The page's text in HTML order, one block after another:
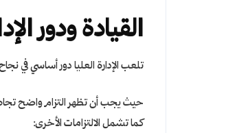
القيادة ودور
تلعب الإدارة العليا دور أساسي في نجاح تطبيق أيزو 27001
حيث يجب أن تظهر التزام واضح
كما تشمل الالتزامات الأخرى: